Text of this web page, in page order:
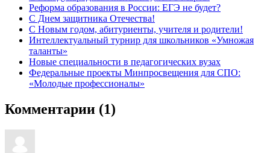
Реформа образования в России: ЕГЭ не будет?
С Днем защитника Отечества!
С Новым годом, абитуриенты, учителя и родители!
Интеллектуальный турнир для школьников «Умножая
таланты»
Новые специальности в педагогических вузах
Федеральные проекты Минпросвещения для СПО:
«Молодые профессионалы»
Комментарии (1)